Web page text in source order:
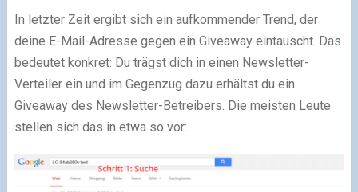
In letzter Zeit ergibt sich ein aufkommender Trend, der
deine E-Mail-Adresse gegen ein Giveaway eintauscht. Das
bedeutet konkret: Du trägst dich in einen Newsletter-
Verteiler ein und im Gegenzug dazu erhältst du ein
Giveaway des Newsletter-Betreibers. Die meisten Leute
stellen sich das in etwa so vor: